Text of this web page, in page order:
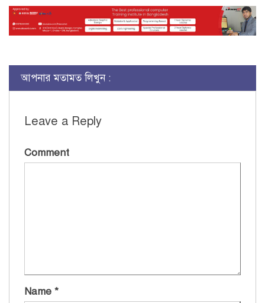
আপনার মতামত লিখুন :
Leave a Reply
Comment
Name *